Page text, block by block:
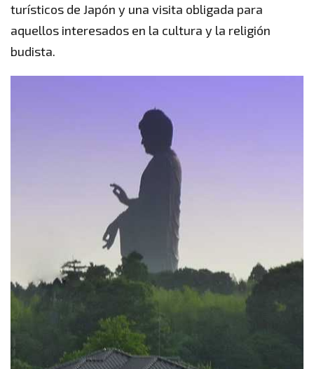
turísticos de Japón y una visita obligada para
aquellos interesados en la cultura y la religión
budista.